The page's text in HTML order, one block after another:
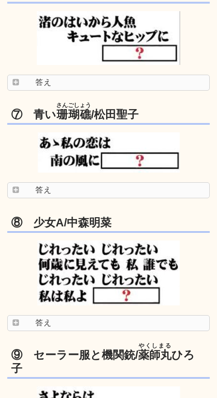
答え
⑦ 青い珊瑚礁
さんごしょう
/松田聖子
答え
⑧ 少女A/中森明菜
答え
⑨ セーラー服と機関銃/薬師丸
やくしまる
ひろ
子